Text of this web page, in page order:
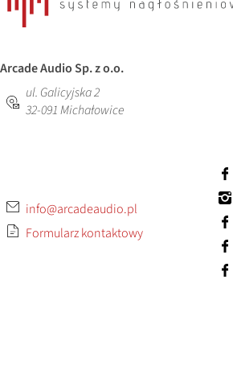
Arcade Audio Sp. z o.o.
ul. Galicyjska 2
32-091Michałowice
info@arcadeaudio.pl
Formularz kontaktowy